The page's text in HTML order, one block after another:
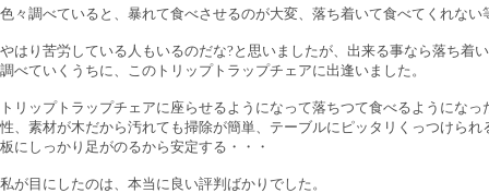
色々調べていると、暴れて食べさせるのが大変、落ち着いて食べてくれな
やはり苦労している人もいるのだな?と思いましたが、出来る事なら落ち着
調べていくうちに、このトリップトラップチェアに出逢いました。
トリップトラップチェアに座らせるようになって落ちつて食べるようにな
性、素材が木だから汚れても掃除が簡単、テーブルにピッタリくっつけら
板にしっかり足がのるから安定する・・・
私が目にしたのは、本当に良い評判ばかりでした。